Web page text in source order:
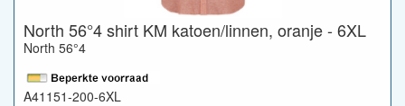
North 56°4 shirt KM katoen/linnen, oranje - 6XL
North 56°4
A41151-200-6XL